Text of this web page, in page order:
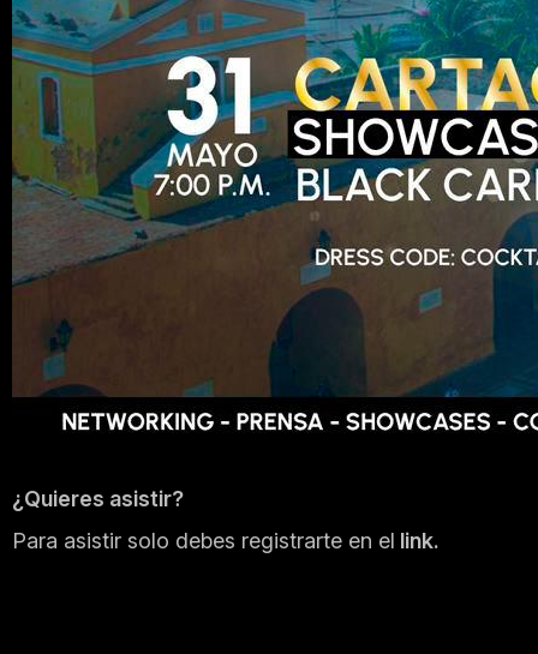
¿Quieres asistir?
Para asistir solo debes registrarte en el link.